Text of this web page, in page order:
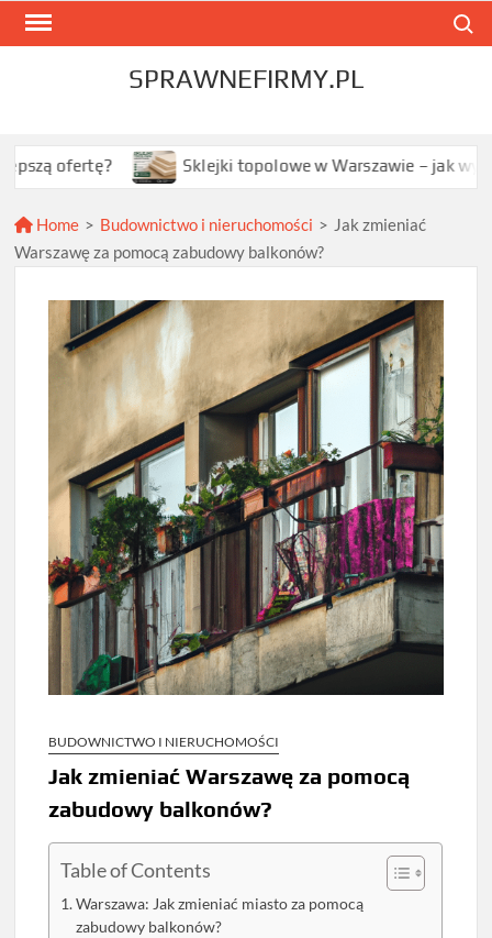
Skip
SPRAWNEFIRMY.PL
Sklejki topolowe w Warszawie – jak wybrać
Home > Budownictwo i nieruchomości > Jak zmieniać
Warszawę za pomocą zabudowy balkonów?
BUDOWNICTWO I NIERUCHOMOŚCI
Jak zmieniać Warszawę za pomocą
zabudowy balkonów?
Table of Contents
Warszawa: Jak zmieniać miasto za pomocą
zabudowy balkonów?